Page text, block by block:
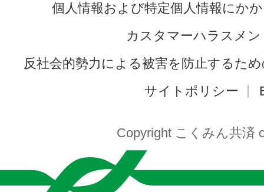
個人情報および特定個人情報にか
カスタマーハラスメ
反社会的勢力による被害を防止するた
サイトポリシー
Copyright こくみん共済